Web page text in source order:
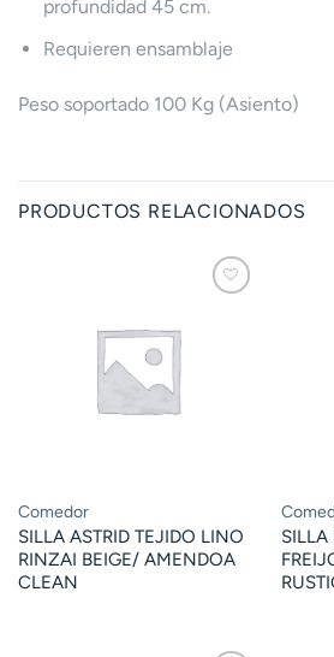
profundidad 45 cm.
Requieren ensamblaje
Peso soportado 100 Kg (Asiento)
PRODUCTOS RELACIONADOS
Comedor
SILLA ASTRID TEJIDO LINO
RINZAI BEIGE/ AMENDOA
CLEAN
SILLA